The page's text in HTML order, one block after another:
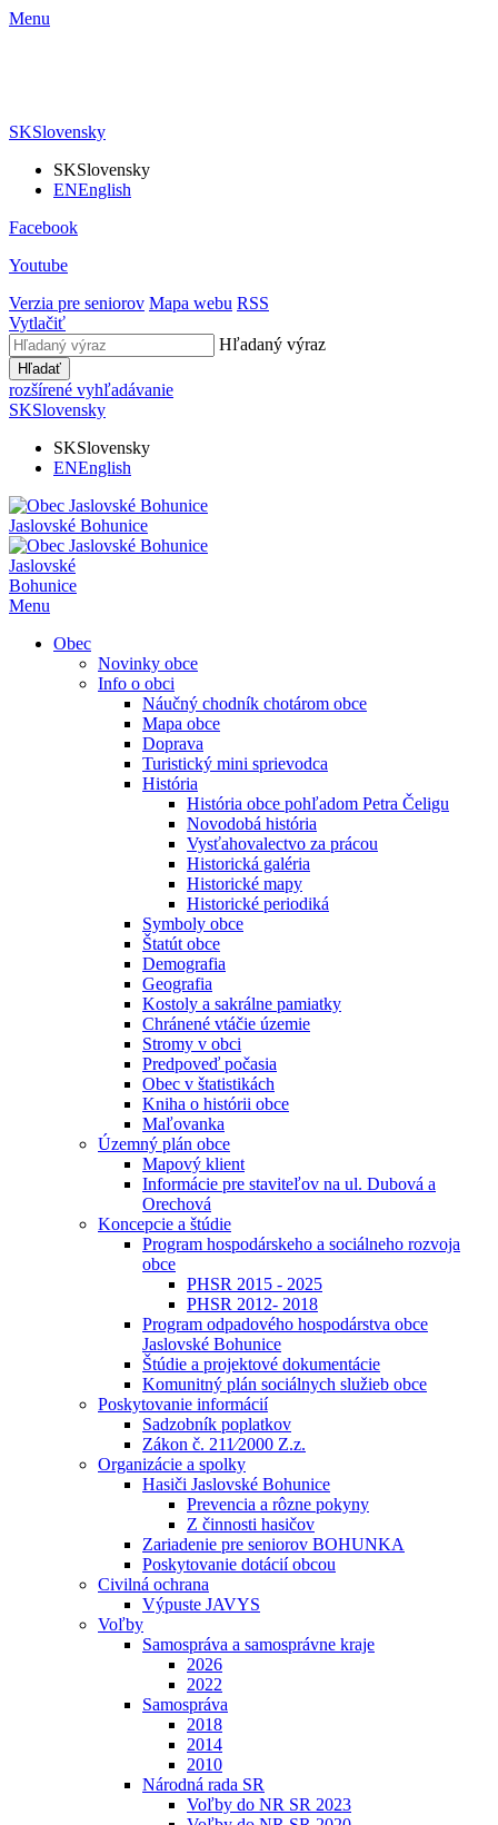
Menu
SKSlovensky
SKSlovensky
ENEnglish
Facebook
Youtube
Verzia pre seniorov Mapa webu RSS
Vytlačiť
Hľadaný výraz
Hľadať
rozšírené vyhľadávanie
SKSlovensky
SKSlovensky
ENEnglish
Jaslovské Bohunice
Jaslovské
Bohunice
Menu
Obec
Novinky obce
Info o obci
Náučný chodník chotárom obce
Mapa obce
Doprava
Turistický mini sprievodca
História
História obce pohľadom Petra Čeligu
Novodobá história
Vysťahovalectvo za prácou
Historická galéria
Historické mapy
Historické periodiká
Symboly obce
Štatút obce
Demografia
Geografia
Kostoly a sakrálne pamiatky
Chránené vtáčie územie
Stromy v obci
Predpoveď počasia
Obec v štatistikách
Kniha o histórii obce
Maľovanka
Územný plán obce
Mapový klient
Informácie pre staviteľov na ul. Dubová a
Orechová
Koncepcie a štúdie
Program hospodárskeho a sociálneho rozvoja
obce
PHSR 2015 - 2025
PHSR 2012- 2018
Program odpadového hospodárstva obce
Jaslovské Bohunice
Štúdie a projektové dokumentácie
Komunitný plán sociálnych služieb obce
Poskytovanie informácií
Sadzobník poplatkov
Zákon č. 211⁄2000 Z.z.
Organizácie a spolky
Hasiči Jaslovské Bohunice
Prevencia a rôzne pokyny
Z činnosti hasičov
Zariadenie pre seniorov BOHUNKA
Poskytovanie dotácií obcou
Civilná ochrana
Výpuste JAVYS
Voľby
Samospráva a samosprávne kraje
2026
2022
Samospráva
2018
2014
2010
Národná rada SR
Voľby do NR SR 2023